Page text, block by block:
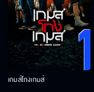
เกมส์โกงเกมส์